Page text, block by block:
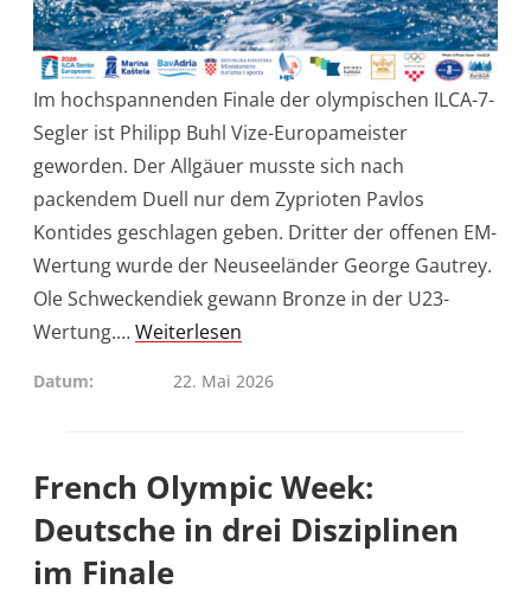
Im hochspannenden Finale der olympischen ILCA-7-
Segler ist Philipp Buhl Vize-Europameister
geworden. Der Allgäuer musste sich nach
packendem Duell nur dem Zyprioten Pavlos
Kontides geschlagen geben. Dritter der offenen EM-
Wertung wurde der Neuseeländer George Gautrey.
Ole Schweckendiek gewann Bronze in der U23-
Wertung.…Weiterlesen
Datum 22. Mai 2026
French Olympic Week:
Deutsche in drei Disziplinen
im Finale